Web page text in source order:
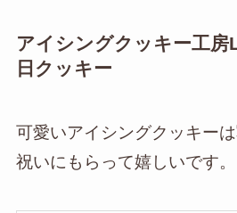
アイシングクッキー工
日クッキー
可愛いアイシングクッキー
祝いにもらって嬉しいです。